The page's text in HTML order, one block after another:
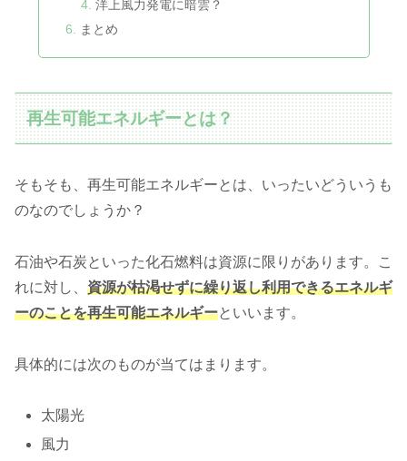
洋上風力発電に暗雲？
まとめ
再生可能エネルギーとは？
そもそも、再生可能エネルギーとは、いったいどういうも
のなのでしょうか？
石油や石炭といった化石燃料は資源に限りがあります。こ
れに対し、 資源が枯渇せずに繰り返し利用できるエネルギ
ーのことを再生可能エネルギーといいます。
具体的には次のものが当てはまります。
太陽光
風力